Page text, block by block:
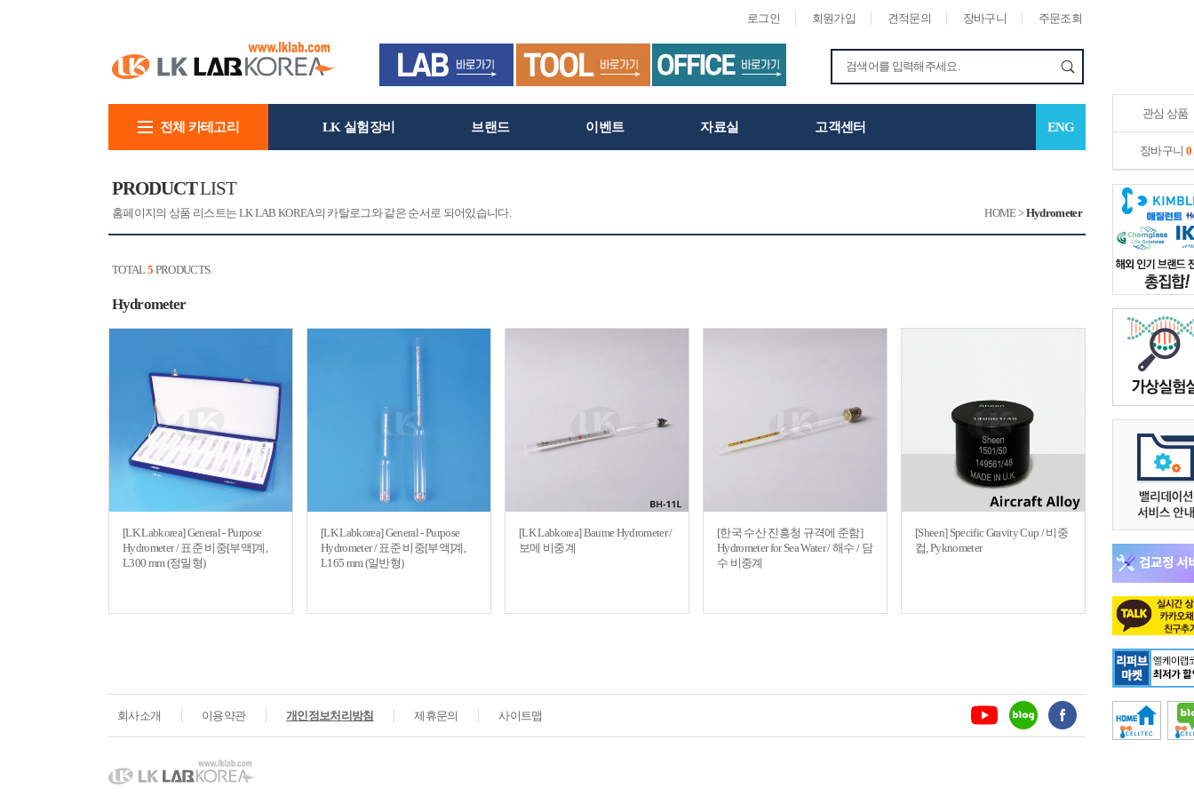
로그인 회원가입 견적문의 장바구니 주문조회
관심 상품
장바구니 0
전체 카테고리 LK 실험장비 브랜드 이벤트 자료실 고객센터 ENG
PRODUCTLIST
홈페이지의 상품 리스트는 LK LAB KOREA의 카탈로그와 같은 순서로 되어있습니다. HOME>Hydrometer
TOTAL 5 PRODUCTS.
Hydrometer
[LK Labkorea] General - Purpose
Hydrometer / 표준 비중[부액]계,
L300 mm (정밀형)
[LK Labkorea] General - Purpose
Hydrometer / 표준 비중[부액]계,
L165 mm (일반형)
[LK Labkorea] Baume Hydrometer /
보메 비중계
[한국 수산 진흥청 규격에 준함]
Hydrometer for Sea Water / 해수 / 담
수 비중계
[Sheen] Specific Gravity Cup / 비중
컵, Pyknometer
회사소개 이용약관 개인정보처리방침 제휴문의 사이트맵